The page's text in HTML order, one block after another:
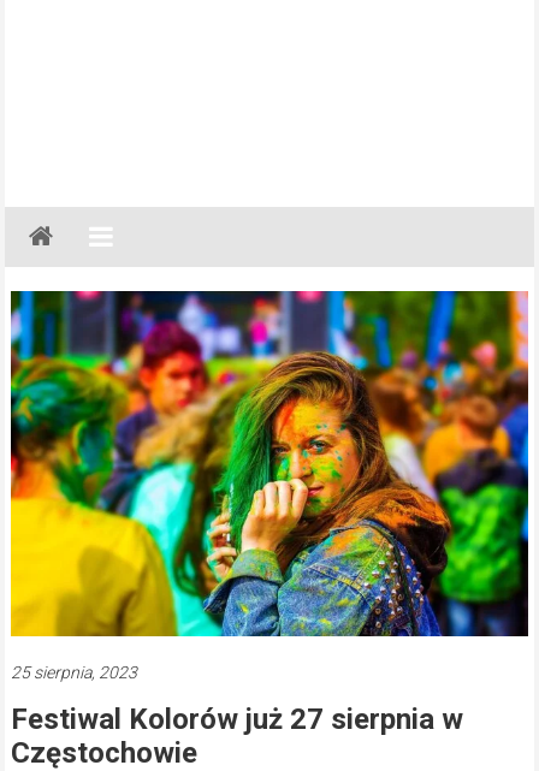
Gazeta
Regionalna
Częstochowa,
Kłobuck,
Lubliniec,
Myszków
25 sierpnia, 2023
Festiwal Kolorów już 27 sierpnia w
Częstochowie